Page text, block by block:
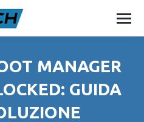
MANAGER
GUIDA